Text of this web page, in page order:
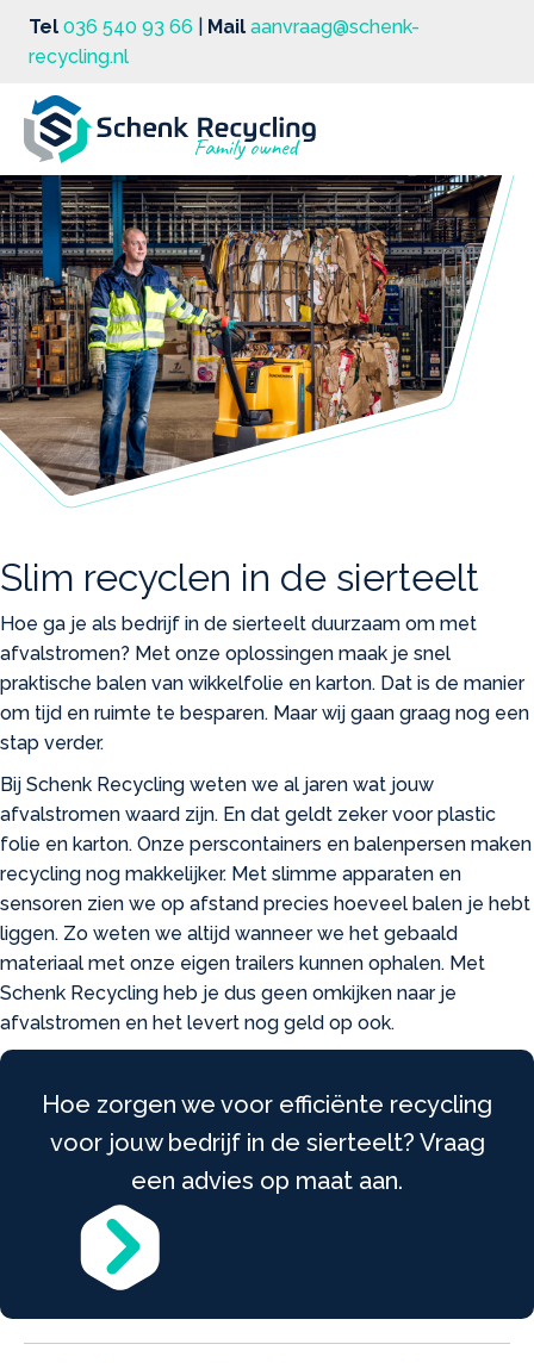
Tel 036 540 93 66 Mail aanvraag@schenk-
recycling.nl
Slim recyclen in de sierteelt
Hoe ga je als bedrijf in de sierteelt duurzaam om met
afvalstromen? Met onze oplossingen maak je snel
praktische balen van wikkelfolie en karton. Dat is de manier
om tijd en ruimte te besparen. Maar wij gaan graag nog een
stap verder.
Bij Schenk Recycling weten we al jaren wat jouw
afvalstromen waard zijn. En dat geldt zeker voor plastic
folie en karton. Onze perscontainers en balenpersen maken
recycling nog makkelijker. Met slimme apparaten en
sensoren zien we op afstand precies hoeveel balen je hebt
liggen. Zo weten we altijd wanneer we het gebaald
materiaal met onze eigen trailers kunnen ophalen. Met
Schenk Recycling heb je dus geen omkijken naar je
afvalstromen en het levert nog geld op ook.
Hoe zorgen we voor efficiënte recycling
voor jouw bedrijf in de sierteelt? Vraag
een advies op maat aan.